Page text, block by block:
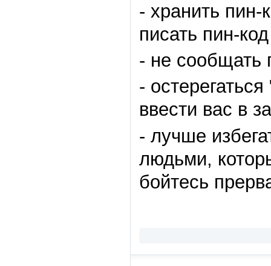
- хранить пин-
писать пин-
- не сообщать
- остерегаться
ввести вас в
- лучше
людьми,
бойтесь